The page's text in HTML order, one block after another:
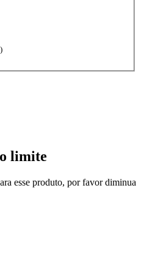
limite
esse produto, por favor diminua